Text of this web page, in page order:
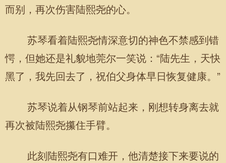
而别，再次伤害陆熙尧的心。
苏琴看着陆熙尧情深意切的神色不禁感到错
愕，但她还是礼貌地莞尔一笑说：“陆先生，天快
黑了，我先回去了，祝伯父身体早日恢复健康。”
苏琴说着从钢琴前站起来，刚想转身离去就
再次被陆熙尧攥住手臂。
此刻陆熙尧有口难开，他清楚接下来要说的